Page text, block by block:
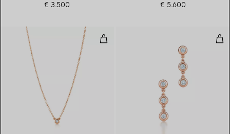
€ 3.500 € 5.600
Diamonds by the Yard®